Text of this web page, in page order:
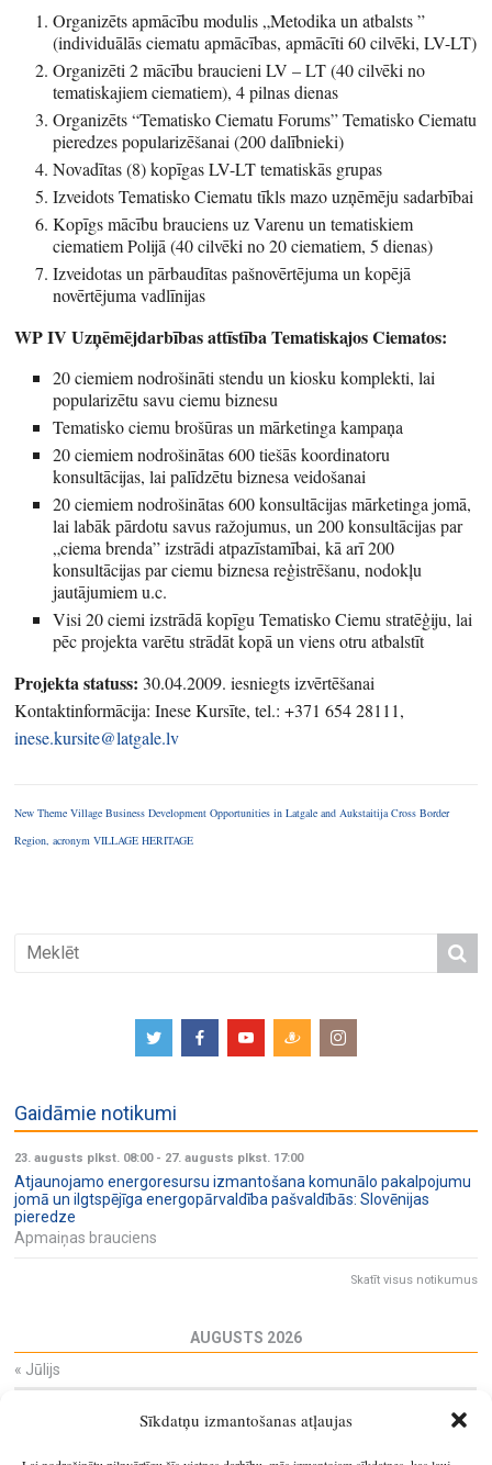
Sīkdatņu izmantošanas atļaujas
Organizēts apmācību modulis „Metodika un atbalsts ”
(individuālās ciematu apmācības, apmācīti 60 cilvēki, LV-LT)
Organizēti 2 mācību braucieni LV – LT (40 cilvēki no
tematiskajiem ciematiem), 4 pilnas dienas
Organizēts “Tematisko Ciematu Forums” Tematisko Ciematu
pieredzes popularizēšanai (200 dalībnieki)
Novadītas (8) kopīgas LV-LT tematiskās grupas
Izveidots Tematisko Ciematu tīkls mazo uzņēmēju sadarbībai
Kopīgs mācību brauciens uz Varenu un tematiskiem
ciematiem Polijā (40 cilvēki no 20 ciematiem, 5 dienas)
Izveidotas un pārbaudītas pašnovērtējuma un kopējā
novērtējuma vadlīnijas
WP IV Uzņēmējdarbības attīstība Tematiskajos Ciematos:
20 ciemiem nodrošināti stendu un kiosku komplekti, lai
popularizētu savu ciemu biznesu
Tematisko ciemu brošūras un mārketinga kampaņa
20 ciemiem nodrošinātas 600 tiešās koordinatoru
konsultācijas, lai palīdzētu biznesa veidošanai
20 ciemiem nodrošinātas 600 konsultācijas mārketinga jomā,
lai labāk pārdotu savus ražojumus, un 200 konsultācijas par
„ciema brenda” izstrādi atpazīstamībai, kā arī 200
konsultācijas par ciemu biznesa reģistrēšanu, nodokļu
jautājumiem u.c.
Visi 20 ciemi izstrādā kopīgu Tematisko Ciemu stratēģiju, lai
pēc projekta varētu strādāt kopā un viens otru atbalstīt
Projekta statuss: 30.04.2009. iesniegts izvērtēšanai
Kontaktinformācija: Inese Kursīte, tel.: +371 654 28111,
inese.kursite@latgale.lv
New Theme Village Business Development Opportunities in Latgale and Aukstaitija Cross Border
Region, acronym VILLAGE HERITAGE
Gaidāmie notikumi
23. augusts plkst. 08:00- 27. augusts plkst. 17:00
Atjaunojamo energoresursu izmantošana komunālo pakalpojumu
jomā un ilgtspējīga energopārvaldība pašvaldībās: Slovēnijas
pieredze
Apmaiņas brauciens
Skatīt visus notikumus
AUGUSTS 2026
« Jūlijs
29 30 31 1